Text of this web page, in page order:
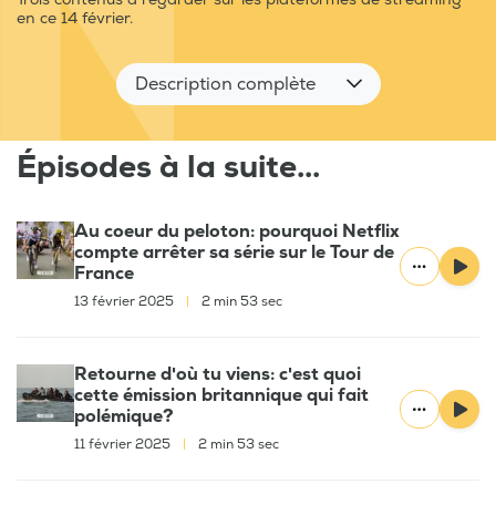
en ce 14 février.
Description complète
Épisodes à la suite...
Au coeur du peloton: pourquoi Netflix
compte arrêter sa série sur le Tour de
France
13 février 2025 2 min 53 sec
Retourne d'où tu viens: c'est quoi
cette émission britannique qui fait
polémique?
11 février 2025 2 min 53 sec